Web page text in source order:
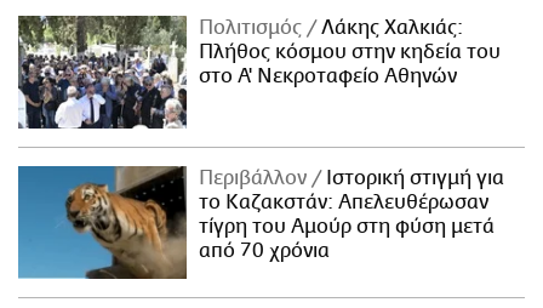
Πολιτισμός
Λάκης Χαλκιάς:
Πλήθος κόσμου στην κηδεία του
στο Α' Νεκροταφείο Αθηνών
Περιβάλλον
Ιστορική στιγμή για
το Καζακστάν: Απελευθέρωσαν
τίγρη του Αμούρ στη φύση μετά
από 70 χρόνια